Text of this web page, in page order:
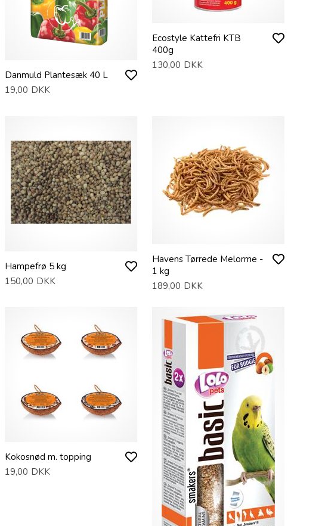
Danmuld Plantesæk 40 L
19,00 DKK
Ecostyle Kattefri KTB
400g
130,00 DKK
Hampefrø 5 kg
150,00 DKK
Havens Tørrede Melorme -
1 kg
189,00 DKK
Kokosnød m. topping
19,00 DKK